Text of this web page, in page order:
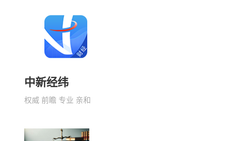
中新经纬
权威 前瞻 专业 亲和